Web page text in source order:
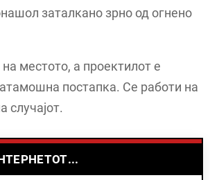
заталкано зрно од огнено
местото, а проектилот е
постапка. Се работи на
случајот.